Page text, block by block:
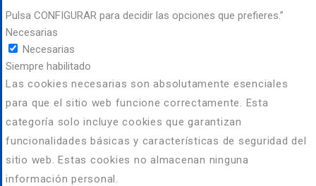
Pulsa CONFIGURAR para decidir las opciones que prefieres.”
Necesarias
Necesarias
Siempre habilitado
Las cookies necesarias son absolutamente esenciales
para que el sitio web funcione correctamente. Esta
categoría solo incluye cookies que garantizan
funcionalidades básicas y características de seguridad del
sitio web. Estas cookies no almacenan ninguna
información personal.